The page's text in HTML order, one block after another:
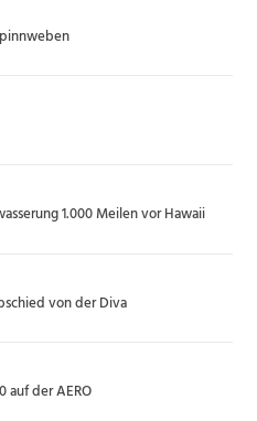
1.000 Meilen vor Hawaii
von der Diva
auf der AERO